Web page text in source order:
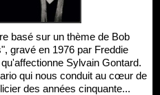
gravé en 1976 par Freddie
Sylvain Gontard.
qui nous conduit au cœur de
des années cinquante...